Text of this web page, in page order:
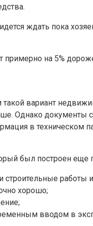
ждать пока
примерно на 5%
вариант
Однако документы
в техническом
был построен еще
работы
хорошо;
вводом в